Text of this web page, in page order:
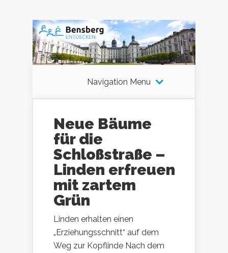
Navigation Menu
Neue Bäume
für die
Schloßstraße –
Linden erfreuen
mit zartem
Grün
Linden erhalten einen
„Erziehungsschnitt“ auf dem
Weg zur Kopflinde Nach dem